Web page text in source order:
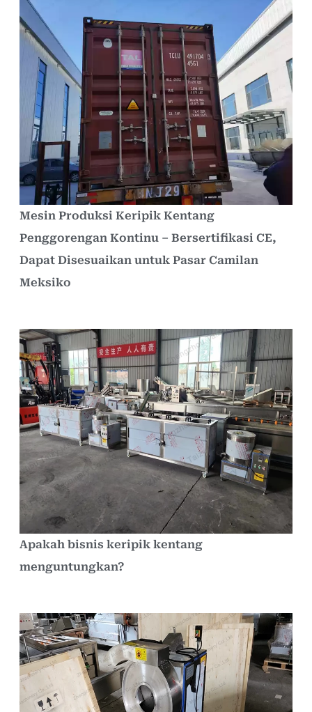
Mesin Produksi Keripik Kentang
Penggorengan Kontinu – Bersertifikasi CE,
Dapat Disesuaikan untuk Pasar Camilan
Meksiko
Apakah bisnis keripik kentang
menguntungkan?